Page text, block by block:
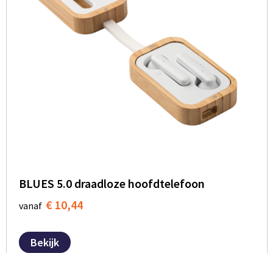
BLUES 5.0 draadloze hoofdtelefoon
vanaf € 10,44
Bekijk